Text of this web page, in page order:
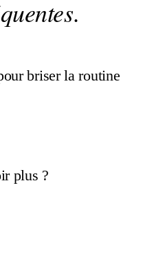
.
briser la routine
plus ?